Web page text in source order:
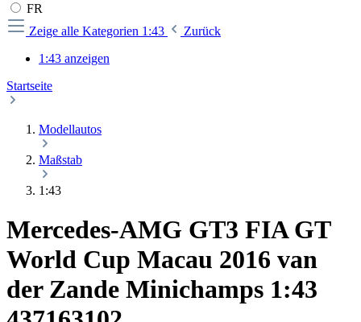
FR
Zeige alle Kategorien 1:43
Zurück
1:43 anzeigen
Startseite
Modellautos
Maßstab
1:43
Mercedes-AMG GT3 FIA GT
World Cup Macau 2016 van
der Zande Minichamps 1:43